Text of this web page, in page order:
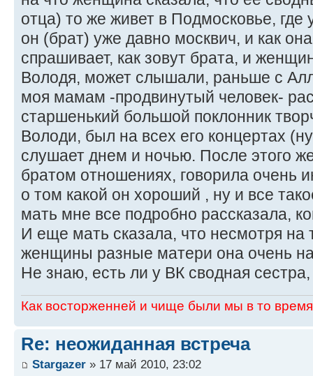
отца) то же живет в Подмосковье,
он (брат) уже давно москвич, и как
спрашивает, как зовут брата, и
Володя, может слышали, раньше с
моя мамам -продвинутый человек-
старшенький большой поклонник
Володи, был на всех его концертах
слушает днем и ночью. После этого
братом отношениях, говорила очень
о том какой он хороший , ну и все
мать мне все подробно рассказала,
И еще мать сказала, что несмотря на
женщины разные матери она очень
Не знаю, есть ли у ВК сводная
Как восторженней и чище были мы в то
Re: неожиданная встреча
Stargazer » 17 май 2010, 23:02